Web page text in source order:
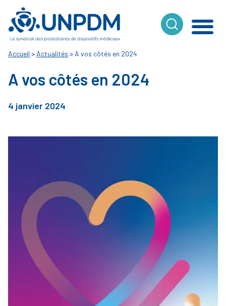
Accueil > Actualités > A vos côtés en 2024
A vos côtés en 2024
4 janvier 2024